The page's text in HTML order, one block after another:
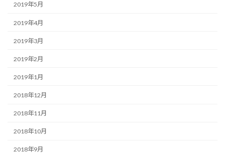
2019年5月
2019年4月
2019年3月
2019年2月
2019年1月
2018年12月
2018年11月
2018年10月
2018年9月